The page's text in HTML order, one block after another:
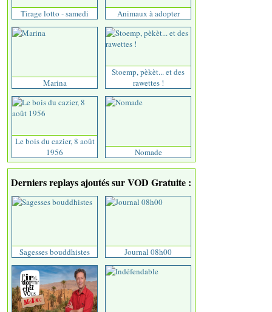
Tirage lotto - samedi Animaux à adopter
Marina
Stoemp, pèkèt... et des
rawettes !
Le bois du cazier, 8 août
1956
Nomade
Derniers replays ajoutés sur VOD Gratuite :
Sagesses bouddhistes Journal 08h00